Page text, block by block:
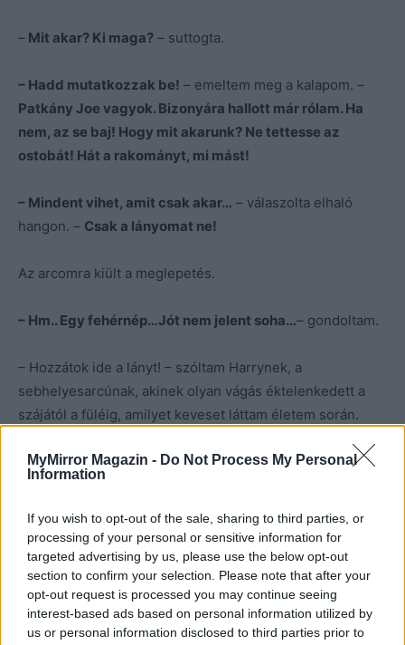
MyMirror Magazin - Do Not Process My Personal
Information
If you wish to opt-out of the sale, sharing to third parties, or
processing of your personal or sensitive information for
targeted advertising by us, please use the below opt-out
section to confirm your selection. Please note that after your
opt-out request is processed you may continue seeing
interest-based ads based on personal information utilized by
us or personal information disclosed to third parties prior to
– Mit akar? Ki maga? – suttogta.
– Hadd mutatkozzak be! – emeltem meg a kalapom. –
Patkány Joe vagyok. Bizonyára hallott már rólam. Ha
nem, az se baj! Hogy mit akarunk? Ne tettesse az
ostobát! Hát a rakományt, mi mást!
– Mindent vihet, amit csak akar… – válaszolta elhaló
hangon. – Csak a lányomat ne!
Az arcomra kiült a meglepetés.
– Hm.. Egy fehérnép…Jót nem jelent soha…– gondoltam.
– Hozzátok ide a lányt! – szóltam Harrynek, a
sebhelyesarcúnak, akinek olyan vágás éktelenkedett a
szájától a füléig, amilyet keveset láttam életem során.
De a szíve mélyén jó ember volt, habár a külseje nem ezt
tükrözte. Harry lelkesen indult a lány keresésére. Én
túszunk előkerülését. Nem kellett sokáig bámulnom
savanyú ábrázatát. Egy magas, nem mindennapi szépség
lépkedett Harry előtt. Olyan méltóság, olyan gőg áradt
belőle, mint az apjából. Karcsú alakján piros ruha feszült,
hosszú, fekete hajába belekapott a szél. Mandulavágású